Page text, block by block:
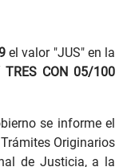
el valor "JUS" en la
TRES CON 05/100
se informe el
Originarios
de Justicia, a la